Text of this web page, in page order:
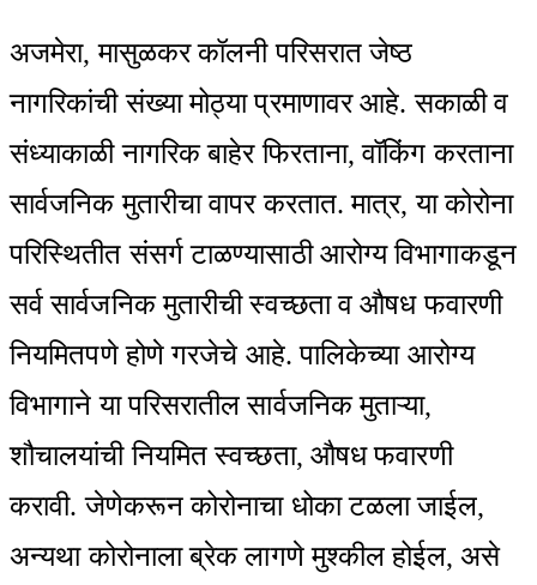
अजमेरा, मासुळकर कॉलनी परिसरात जेष्ठ
नागरिकांची संख्या मोठ्या प्रमाणावर आहे. सकाळी व
संध्याकाळी नागरिक बाहेर फिरताना, वॉकिंग करताना
सार्वजनिक मुतारीचा वापर करतात. मात्र, या कोरोना
परिस्थितीत संसर्ग टाळण्यासाठी आरोग्य विभागाकडून
सर्व सार्वजनिक मुतारीची स्वच्छता व औषध फवारणी
नियमितपणे होणे गरजेचे आहे. पालिकेच्या आरोग्य
विभागाने या परिसरातील सार्वजनिक मुताऱ्या,
शौचालयांची नियमित स्वच्छता, औषध फवारणी
करावी. जेणेकरून कोरोनाचा धोका टळला जाईल,
अन्यथा कोरोनाला ब्रेक लागणे मुश्कील होईल, असे